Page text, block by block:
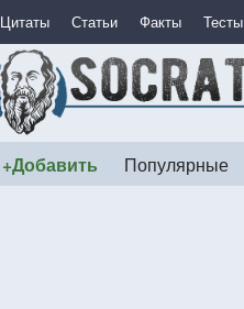
Цитаты Статьи Факты Тесты
+Добавить Популярные